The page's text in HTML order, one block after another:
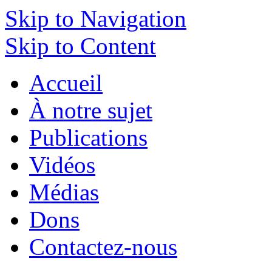
Skip to Navigation
Skip to Content
Accueil
À notre sujet
Publications
Vidéos
Médias
Dons
Contactez-nous